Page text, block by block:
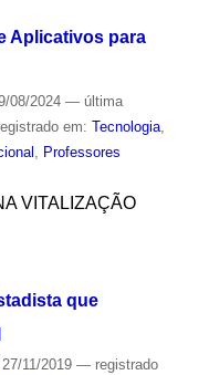
Aplicativos para
08/2024 — última
em: Tecnologia,
Professores
VITALIZAÇÃO
que
11/2019 — registrado